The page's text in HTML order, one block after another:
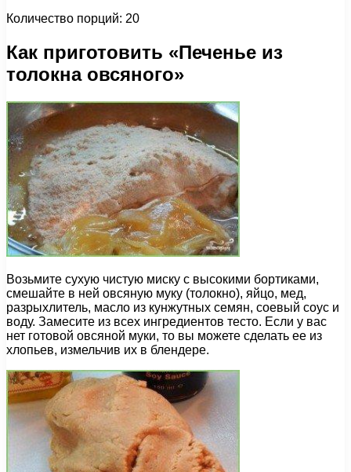
Количество порций: 20
Как приготовить «Печенье из
толокна овсяного»
Возьмите сухую чистую миску с высокими бортиками,
смешайте в ней овсяную муку (толокно), яйцо, мед,
разрыхлитель, масло из кунжутных семян, соевый соус и
воду. Замесите из всех ингредиентов тесто. Если у вас
нет готовой овсяной муки, то вы можете сделать ее из
хлопьев, измельчив их в блендере.